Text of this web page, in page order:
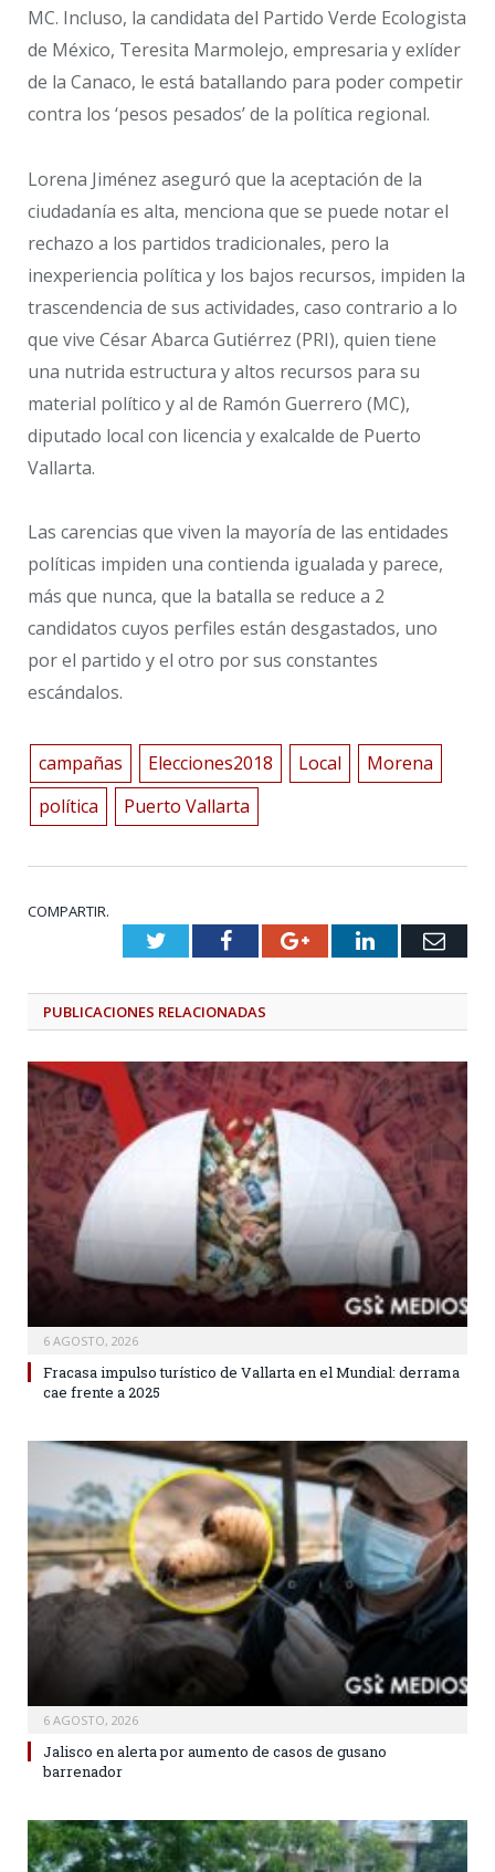
MC. Incluso, la candidata del Partido Verde Ecologista
de México, Teresita Marmolejo, empresaria y exlíder
de la Canaco, le está batallando para poder competir
contra los ‘pesos pesados’ de la política regional.
Lorena Jiménez aseguró que la aceptación de la
ciudadanía es alta, menciona que se puede notar el
rechazo a los partidos tradicionales, pero la
inexperiencia política y los bajos recursos, impiden la
trascendencia de sus actividades, caso contrario a lo
que vive César Abarca Gutiérrez (PRI), quien tiene
una nutrida estructura y altos recursos para su
material político y al de Ramón Guerrero (MC),
diputado local con licencia y exalcalde de Puerto
Vallarta.
Las carencias que viven la mayoría de las entidades
políticas impiden una contienda igualada y parece,
más que nunca, que la batalla se reduce a 2
candidatos cuyos perfiles están desgastados, uno
por el partido y el otro por sus constantes
escándalos.
campañas Elecciones2018 Local
Morena
política
Puerto Vallarta
COMPARTIR.
TwitterFacebookGoogle+LinkedIn
PUBLICACIONES RELACIONADAS
6 AGOSTO, 2026
Fracasa impulso turístico de Vallarta en el Mundial: derrama
cae frente a 2025
6 AGOSTO, 2026
Jalisco en alerta por aumento de casos de gusano
barrenador